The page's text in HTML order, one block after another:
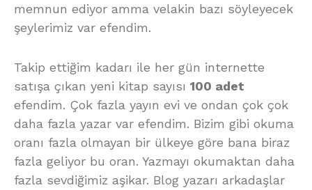
memnun ediyor amma velakin bazı söyleyecek
şeylerimiz var efendim.
Takip ettiğim kadarı ile her gün internette
satışa çıkan yeni kitap sayısı 100 adet
efendim. Çok fazla yayın evi ve ondan çok çok
daha fazla yazar var efendim. Bizim gibi okuma
oranı fazla olmayan bir ülkeye göre bana biraz
fazla geliyor bu oran. Yazmayı okumaktan daha
fazla sevdiğimiz aşikar. Blog yazarı arkadaşlar